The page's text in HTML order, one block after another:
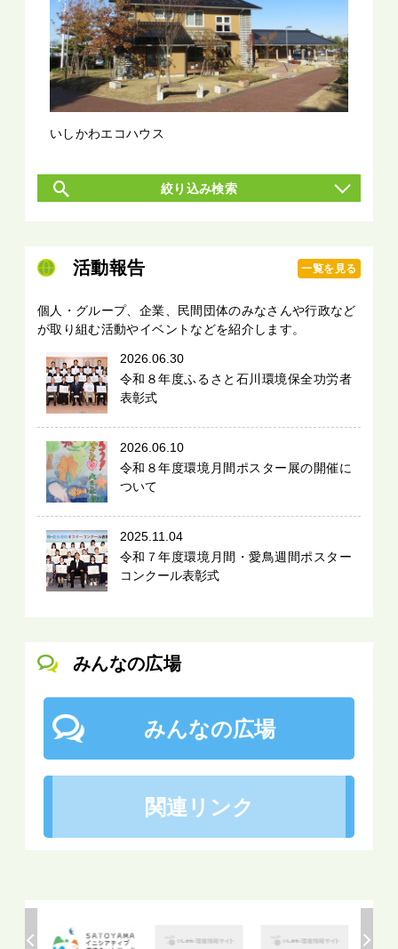
いしかわエコハウス
絞り込み検索
活動報告 一覧を見る
個人・グループ、企業、民間団体のみなさんや行政など
が取り組む活動やイベントなどを紹介します。
2026.06.30
令和８年度ふるさと石川環境保全功労者
表彰式
2026.06.10
令和８年度環境月間ポスター展の開催に
ついて
2025.11.04
令和７年度環境月間・愛鳥週間ポスター
コンクール表彰式
みんなの広場
みんなの広場
関連リンク